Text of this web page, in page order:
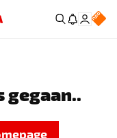
gegaan..